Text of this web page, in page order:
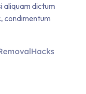
aliquam dictum
condimentum